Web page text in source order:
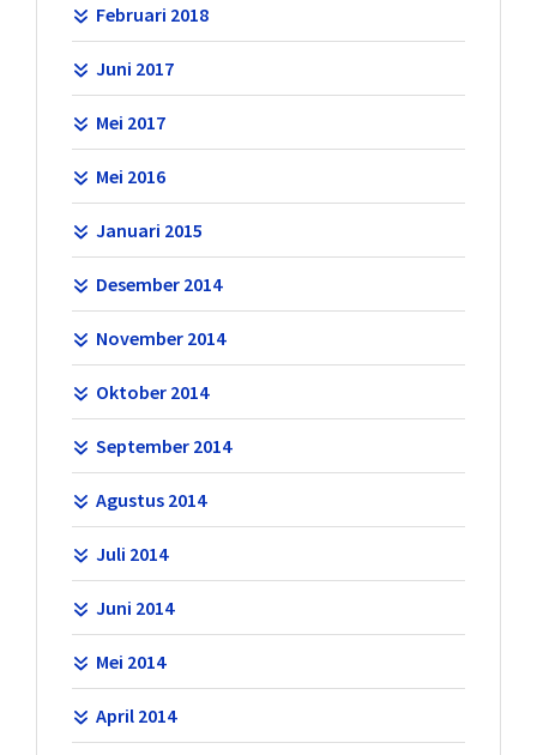
Februari 2018
Juni 2017
Mei 2017
Mei 2016
Januari 2015
Desember 2014
November 2014
Oktober 2014
September 2014
Agustus 2014
Juli 2014
Juni 2014
Mei 2014
April 2014